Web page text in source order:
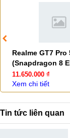
Realme GT7 Pro
(Snapdragon 8
11.650.000 ₫
Xem chi tiết
Tin tức liên quan